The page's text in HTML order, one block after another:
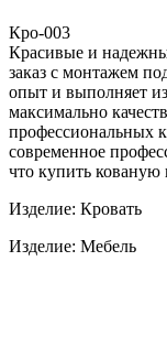
Кро-003
Красивые и
заказ с монтажем
опыт и выполняет
максимально
профессиональных
современное
что купить кованую
Изделие: Кровать
Изделие: Мебель